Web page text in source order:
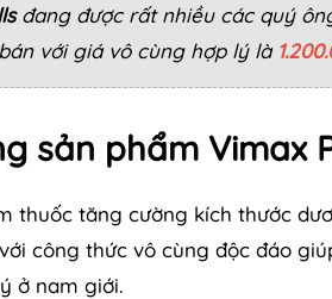
đang được rất nhiều các quý
với giá vô cùng hợp lý là
sản phẩm Vimax
thuốc tăng cường kích thước
công thức vô cùng độc đáo
ở nam giới.